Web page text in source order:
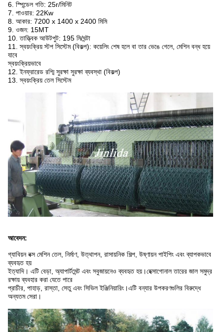
6. স্পিন্ডেল গতি: 25r/মিনিট
7. পাওয়ার: 22Kw
8. আকার: 7200 x 1400 x 2400 মিমি
9. ওজন: 15MT
10. তাত্ত্বিক আউটপুট: 195 মি/ঘন্টা
11. স্বয়ংক্রিয় স্টপ সিস্টেম (বিকল্প): কয়েলিং শেষ হলে বা তার ভেঙে গেলে, মেশিন বন্ধ হয়ে
যাবে
স্বয়ংক্রিয়ভাবে
12. ইনফ্রারেড রশ্মি সুরক্ষা সুরক্ষা ব্যবস্থা (বিকল্প)
13. স্বয়ংক্রিয় তেল সিস্টেম
আবেদন:
গ্যাবিয়ন বক্স মেশিন তেল, নির্মাণ, উত্থাপন, রাসায়নিক শিল্প, উষ্ণায়ন পাইপিং এবং ব্যাপকভাবে
ব্যবহৃত হয়
ইত্যাদি। এটি বেড়া, অ্যাপার্টমেন্ট এবং সবুজায়নেও ব্যবহৃত হয়।হেক্সাগোনাল তারের জাল সমুদ্র
রক্ষায় ব্যবহার করা যেতে পারে
প্রাচীর, পাহাড়, রাস্তা, সেতু এবং সিভিল ইঞ্জিনিয়ারিং।এটি বন্যার উপকরণগুলির বিরুদ্ধে
অন্যতম সেরা।